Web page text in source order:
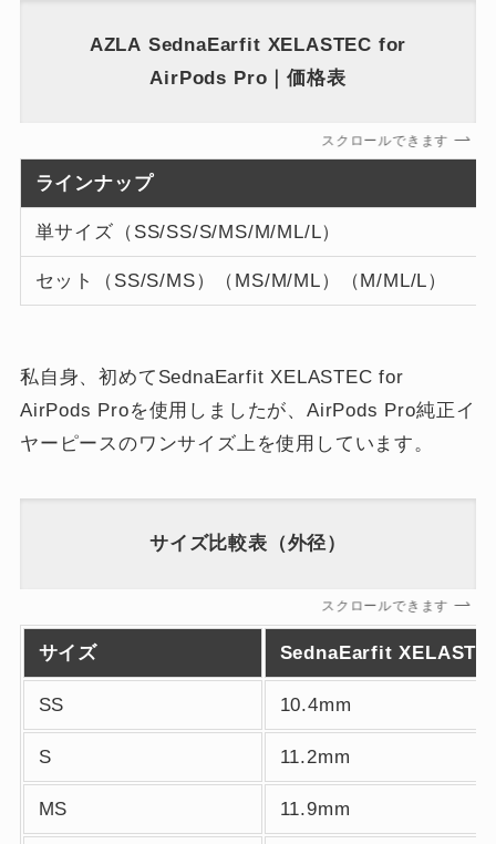
AZLA SednaEarfit XELASTEC for
AirPods Pro｜価格表
スクロールできます
ラインナップ
単サイズ（SS/SS/S/MS/M/ML/L）
セット（SS/S/MS）（MS/M/ML）（M/ML/L）
私自身、初めてSednaEarfit XELASTEC for
AirPods Proを使用しましたが、AirPods Pro純正イ
ヤーピースのワンサイズ上を使用しています。
サイズ比較表（外径）
スクロールできます
サイズ SednaEarfit
SS 10.4mm
S 11.2mm
MS 11.9mm